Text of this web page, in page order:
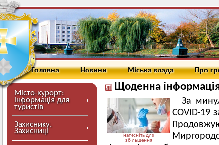
Головна Новини Міська влада Про
Місто-курорт:
інформація для
туристів
Захиснику,
Захисниці
Щоденна інформація
натисніть для
збільшення
За
COVID-19